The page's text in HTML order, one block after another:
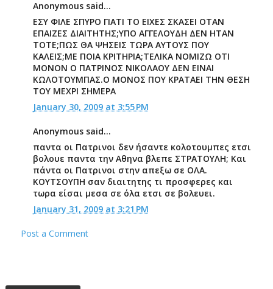
Anonymous said...
ΕΣΥ ΦΙΛΕ ΣΠΥΡΟ ΓΙΑΤΙ ΤΟ ΕΙΧΕΣ ΣΚΑΣΕΙ ΟΤΑΝ
ΕΠΑΙΖΕΣ ΔΙΑΙΤΗΤΗΣ;ΥΠΟ ΑΓΓΕΛΟΥΔΗ ΔΕΝ ΗΤΑΝ
ΤΟΤΕ;ΠΩΣ ΘΑ ΨΗΣΕΙΣ ΤΩΡΑ ΑΥΤΟΥΣ ΠΟΥ
ΚΑΛΕΙΣ;ΜΕ ΠΟΙΑ ΚΡΙΤΗΡΙΑ;ΤΕΛΙΚΑ ΝΟΜΙΖΩ ΟΤΙ
ΜΟΝΟΝ Ο ΠΑΤΡΙΝΟΣ ΝΙΚΟΛΑΟΥ ΔΕΝ ΕΙΝΑΙ
ΚΩΛΟΤΟΥΜΠΑΣ.Ο ΜΟΝΟΣ ΠΟΥ ΚΡΑΤΑΕΙ ΤΗΝ ΘΕΣΗ
ΤΟΥ ΜΕΧΡΙ ΣΗΜΕΡΑ
January 30, 2009 at 3:55 PM
Anonymous said...
παντα οι Πατρινοι δεν ήσαντε κολοτουμπες ετσι
βολουε παντα την Αθηνα βλεπε ΣΤΡΑΤΟΥΛΗ; Και
πάντα οι Πατρινοι στην απεξω σε ΟΛΑ.
ΚΟΥΤΣΟΥΠΗ σαν διαιτητης τι προσφερες και
τωρα είσαι μεσα σε όλα ετσι σε βολευει.
January 31, 2009 at 3:21 PM
Post a Comment